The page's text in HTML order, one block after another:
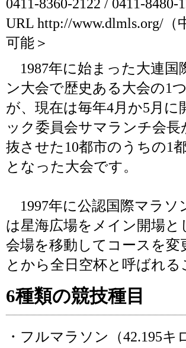
0411-8360-2122 / 0411-8480-
URL http://www.dlmls.org/
可能＞
1987年に始まった大連国
ン大会で歴史ある大会の1
が、現在は毎年4月か5月
ック委員会サマランチ会
抜させた10都市のうちの1
となった大会です。
1997年に公認国際マラソ
は星海広場をメイン開場
会場を移動してコースを
とから全日空杯と呼ばれ
6種類の競技種目
・フルマラソン（42.195キ